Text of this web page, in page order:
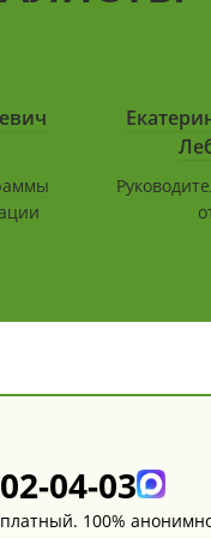
04-03
100%